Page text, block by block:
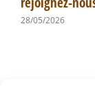
28/05/2026